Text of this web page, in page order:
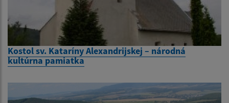
Kostol sv. Kataríny Alexandrijskej – národná
kultúrna pamiatka